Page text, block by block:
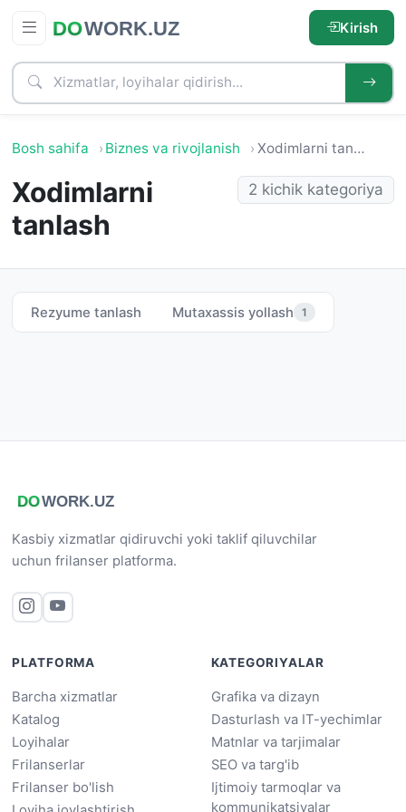
Kirish
Bosh sahifa Biznes va rivojlanish Xodimlarni tanlash
Xodimlarni
tanlash
2 kichik kategoriya
Rezyume tanlash Mutaxassis yollash 1
Kasbiy xizmatlar qidiruvchi yoki taklif qiluvchilar
uchun frilanser platforma.
PLATFORMA
Barcha xizmatlar
Katalog
Loyihalar
Frilanserlar
Frilanser bo'lish
KATEGORIYALAR
Grafika va dizayn
Dasturlash va IT-yechimlar
Matnlar va tarjimalar
SEO va targ'ib
Ijtimoiy tarmoqlar va
kommunikatsiyalar